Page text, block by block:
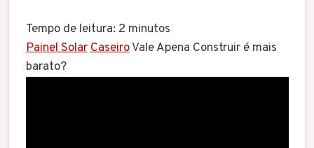
Tempo de leitura: 2 minutos
Painel SolarCaseiroVale Apena Construir é mais
barato?